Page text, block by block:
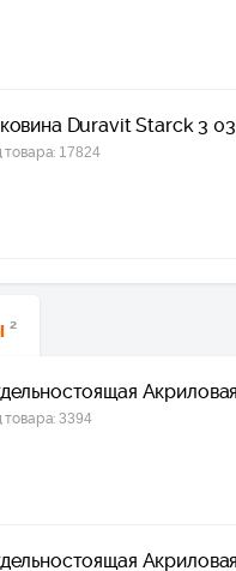
Duravit Starck 3
товара: 17824
2
товара:3394